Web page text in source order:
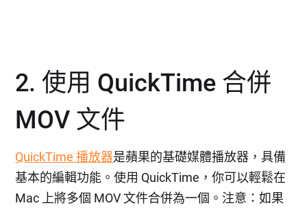
2. 使用 QuickTime 合併
MOV 文件
QuickTime 播放器是蘋果的基礎媒體播放器，具備
基本的編輯功能。使用 QuickTime，你可以輕鬆在
Mac 上將多個 MOV 文件合併為一個。注意：如果